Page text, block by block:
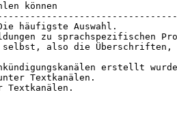
können
Die häufigste Auswahl.
zu
also die Überschriften,
unter Textkanälen.
unter Textkanälen.